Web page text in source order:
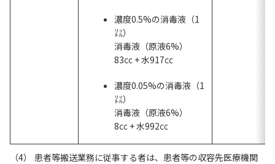
濃度0.5%の消毒液（1
㍑）
消毒液（原液6%）
83㏄ + 水917㏄
濃度0.05%の消毒液（1
㍑）
消毒液（原液6%）
8㏄ + 水992㏄
患者等搬送業務に従事する者は、患者等の収容先医療機関